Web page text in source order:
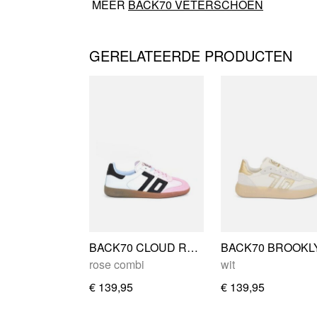
MEER BACK70 VETERSCHOEN
GERELATEERDE PRODUCTEN
BACK70 CLOUD RAINBOW
rose combi
€ 139,95
BACK70
wit
€ 139,95